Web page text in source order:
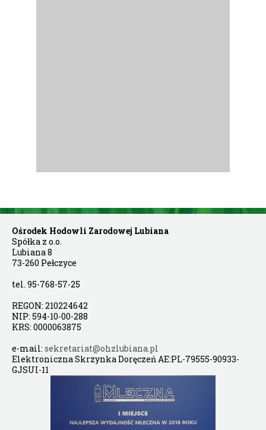
Ośrodek Hodowli Zarodowej Lubiana
Spółka z o.o.
Lubiana 8
73-260 Pełczyce
tel. 95-768-57-25
REGON: 210224642
NIP: 594-10-00-288
KRS: 0000063875
e-mail: sekretariat@ohzlubiana.pl
Elektroniczna Skrzynka Doręczeń AE:PL-79555-90933-
GJSUI-11